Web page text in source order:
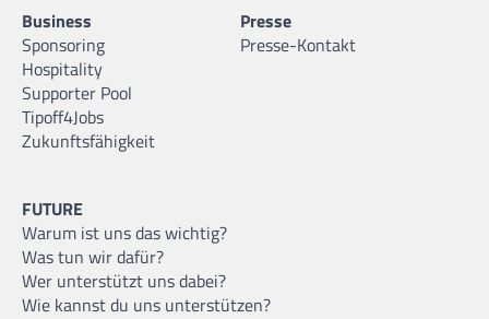
Business
Sponsoring
Hospitality
Supporter Pool
Tipoff4Jobs
Zukunftsfähigkeit
Presse
Presse-Kontakt
FUTURE
Warum ist uns das wichtig?
Was tun wir dafür?
Wer unterstützt uns dabei?
Wie kannst du uns unterstützen?